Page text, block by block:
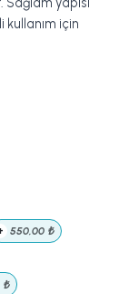
için
550,00 ₺
₺